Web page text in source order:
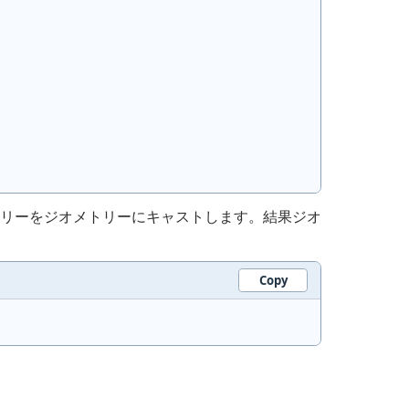
ーをジオメトリーにキャストします。結果ジオ
Copy